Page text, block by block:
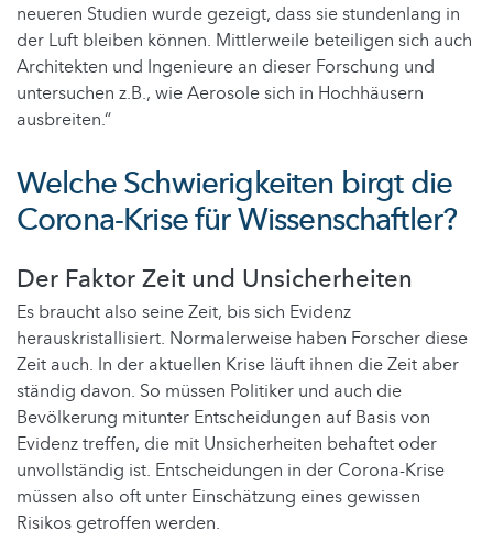
neueren Studien wurde gezeigt, dass sie stundenlang in
der Luft bleiben können. Mittlerweile beteiligen sich auch
Architekten und Ingenieure an dieser Forschung und
untersuchen z.B., wie Aerosole sich in Hochhäusern
ausbreiten.“
Welche Schwierigkeiten birgt die
Corona-Krise für Wissenschaftler?
Der Faktor Zeit und Unsicherheiten
Es braucht also seine Zeit, bis sich Evidenz
herauskristallisiert. Normalerweise haben Forscher diese
Zeit auch. In der aktuellen Krise läuft ihnen die Zeit aber
ständig davon. So müssen Politiker und auch die
Bevölkerung mitunter Entscheidungen auf Basis von
Evidenz treffen, die mit Unsicherheiten behaftet oder
unvollständig ist. Entscheidungen in der Corona-Krise
müssen also oft unter Einschätzung eines gewissen
Risikos getroffen werden.